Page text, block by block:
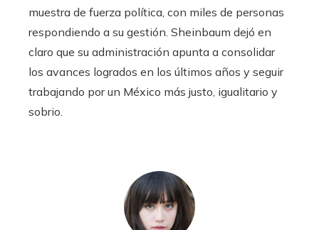
muestra de fuerza política, con miles de personas
respondiendo a su gestión. Sheinbaum dejó en
claro que su administración apunta a consolidar
los avances logrados en los últimos años y seguir
trabajando por un México más justo, igualitario y
sobrio.